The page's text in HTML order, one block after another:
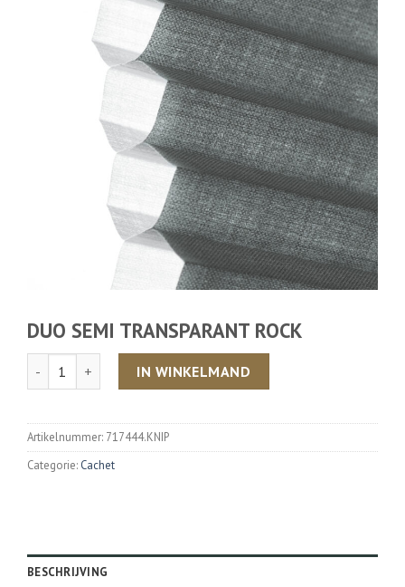
DUO SEMI TRANSPARANT ROCK
Aantal IN WINKELMAND
Artikelnummer: 717444.KNIP
Categorie: Cachet
BESCHRIJVING